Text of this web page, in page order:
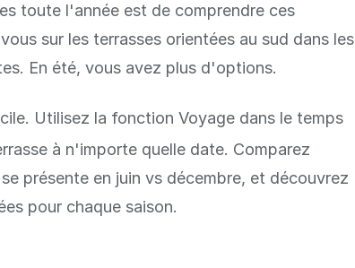
toute l'année est de comprendre ces
sur les terrasses orientées au sud dans les
En été, vous avez plus d'options.
Utilisez la fonction Voyage dans le temps
à n'importe quelle date. Comparez
présente en juin vs décembre, et découvrez
pour chaque saison.